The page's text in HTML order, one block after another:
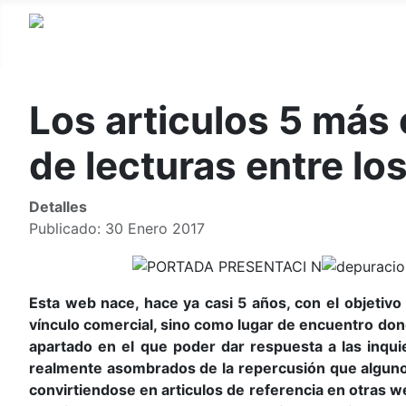
Los articulos 5 más
de lecturas entre
Detalles
Publicado: 30 Enero 2017
Esta web nace, hace ya casi 5 años, con el
vínculo comercial, sino como lugar de encuentro
apartado en el que poder dar respuesta a las
realmente asombrados de la repercusión que
convirtiendose en articulos de referencia en otras